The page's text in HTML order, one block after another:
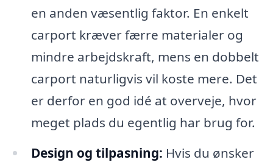
en anden væsentlig faktor. En enkelt
carport kræver færre materialer og
mindre arbejdskraft, mens en dobbelt
carport naturligvis vil koste mere. Det
er derfor en god idé at overveje, hvor
meget plads du egentlig har brug for.
Design og tilpasning: Hvis du ønsker